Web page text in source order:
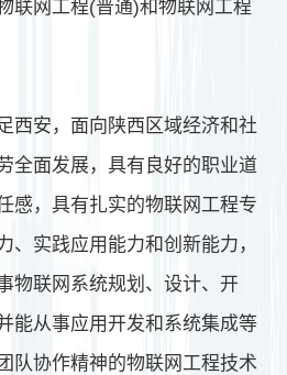
联网工程(普通)和物联网工程
西安，面向陕西区域经济和社
全面发展，具有良好的职业道
感，具有扎实的物联网工程专
、实践应用能力和创新能力，
物联网系统规划、设计、开
能从事应用开发和系统集成等
队协作精神的物联网工程技术